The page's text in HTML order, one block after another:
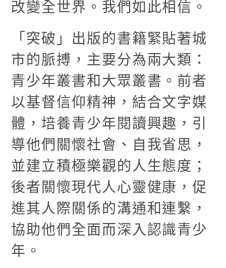
改變全世界。我們如此相信。
「突破」出版的書籍緊貼著城
市的脈搏，主要分為兩大類：
青少年叢書和大眾叢書。前者
以基督信仰精神，結合文字媒
體，培養青少年閱讀興趣，引
導他們關懷社會、自我省思，
並建立積極樂觀的人生態度；
後者關懷現代人心靈健康，促
進其人際關係的溝通和連繫，
協助他們全面而深入認識青少
年。